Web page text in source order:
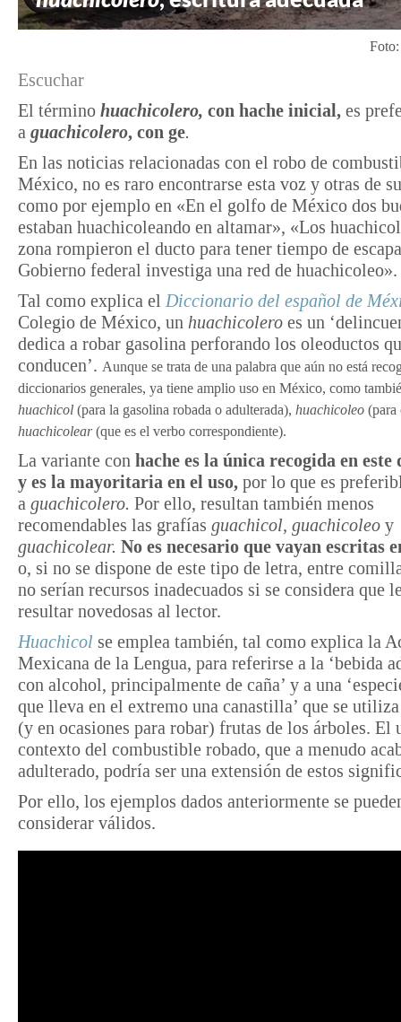
Escuchar
El término huachicolero, con hache inicial, es
a guachicolero, con ge.
En las noticias relacionadas con el robo de
México, no es raro encontrarse esta voz y otras de
como por ejemplo en «En el golfo de México dos
estaban huachicoleando en altamar», «Los
zona rompieron el ducto para tener tiempo de
Gobierno federal investiga una red de huachicoleo».
Tal como explica el Diccionario del español de
Colegio de México, un huachicolero es un
dedica a robar gasolina perforando los oleoductos
conducen’. Aunque se trata de una palabra que aún no está
diccionarios generales, ya tiene amplio uso en México, como
huachicol (para la gasolina robada o adulterada), huachicoleo (para
huachicolear(que es el verbo correspondiente).
La variante con hache es la única recogida en
y es la mayoritaria en el uso, por lo que es
a guachicolero. Por ello, resultan también menos
recomendables las grafías guachicol, guachicoleo y
guachicolear. No es necesario que vayan escritas
o, si no se dispone de este tipo de letra, entre
no serían recursos inadecuados si se considera que
resultar novedosas al lector.
Huachicol se emplea también, tal como explica la
Mexicana de la Lengua, para referirse a la ‘bebida
con alcohol, principalmente de caña’ y a una
que lleva en el extremo una canastilla’ que se
(y en ocasiones para robar) frutas de los árboles. El
contexto del combustible robado, que a menudo
adulterado, podría ser una extensión de estos
Por ello, los ejemplos dados anteriormente se
considerar válidos.